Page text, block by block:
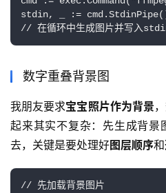
stdin, _ :=
// 在循环中生成图片并写入
数字重叠背景图
我朋友要求宝宝照片作为背景
起来其实不复杂：先生成背景
去，关键是要处理好图层顺序和
// 先加载背景图片